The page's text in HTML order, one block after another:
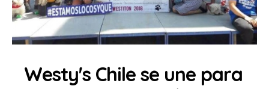
Westy's Chile se une para